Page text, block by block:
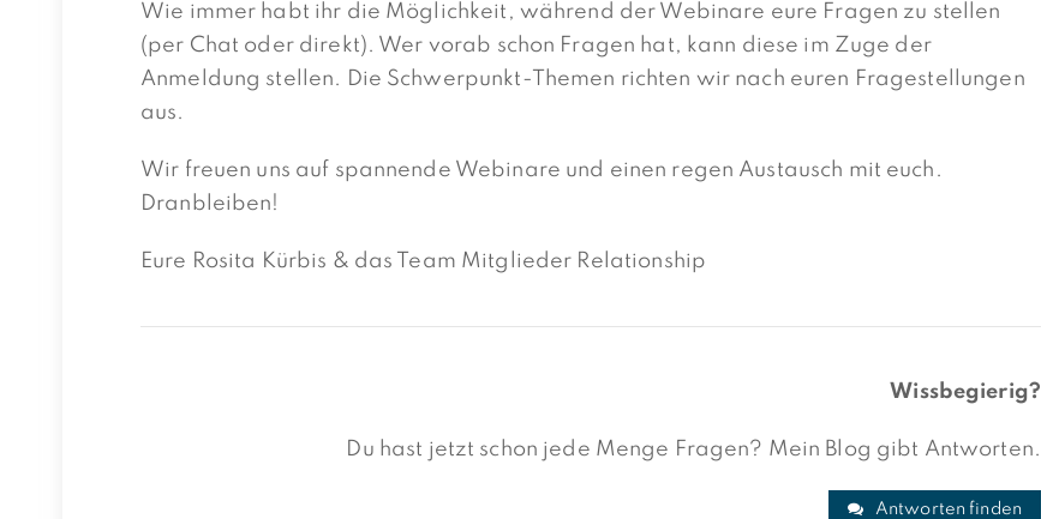
Wie immer habt ihr die Möglichkeit, während der Webinare eure Fragen zu stellen
(per Chat oder direkt). Wer vorab schon Fragen hat, kann diese im Zuge der
Anmeldung stellen. Die Schwerpunkt-Themen richten wir nach euren Fragestellungen
aus.
Wir freuen uns auf spannende Webinare und einen regen Austausch mit euch.
Dranbleiben!
Eure Rosita Kürbis & das Team Mitglieder Relationship
Wissbegierig?
Du hast jetzt schon jede Menge Fragen? Mein Blog gibt Antworten.
Antworten finden